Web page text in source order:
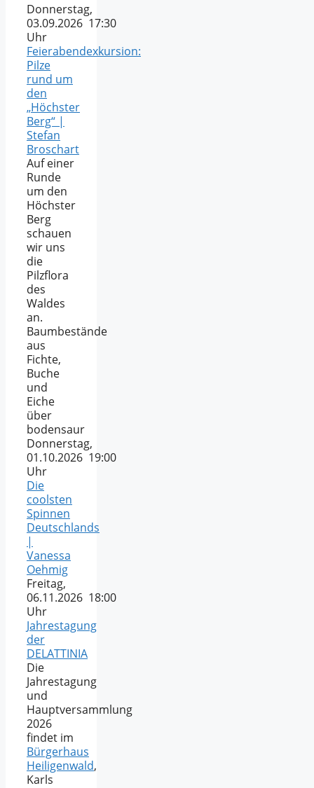
Donnerstag,
03.09.2026 17:30
Uhr
Feierabendexkursion:
Pilze
rund um
den
„Höchster
Berg“ |
Stefan
Broschart
Auf einer
Runde
um den
Höchster
Berg
schauen
wir uns
die
Pilzflora
des
Waldes
an.
Baumbestände
aus
Fichte,
Buche
und
Eiche
über
bodensaur
Donnerstag,
01.10.2026 19:00
Uhr
Die
coolsten
Spinnen
Deutschlands
|
Vanessa
Oehmig
Freitag,
06.11.2026 18:00
Uhr
Jahrestagung
der
DELATTINIA
Die
Jahrestagung
und
Hauptversammlung
2026
findet im
Bürgerhaus
Heiligenwald,
Karls